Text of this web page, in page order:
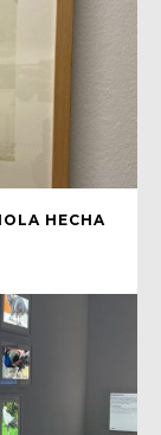
HECHA